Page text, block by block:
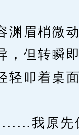
眉梢微动
，但转瞬
轻叩着桌
我原先